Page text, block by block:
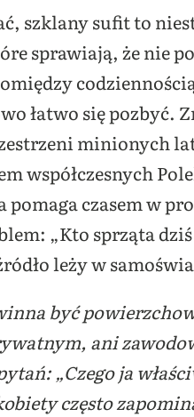
szklany sufit to
sprawiają, że nie
łatwo się
minionych
współczesnych
czasem w
„Kto sprząta
leży w
być
ani
„Czego ja
często